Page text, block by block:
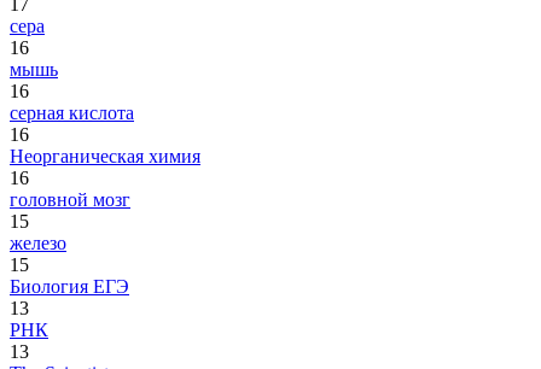
17
сера
16
мышь
16
серная кислота
16
Неорганическая химия
16
головной мозг
15
железо
15
Биология ЕГЭ
13
РНК
13